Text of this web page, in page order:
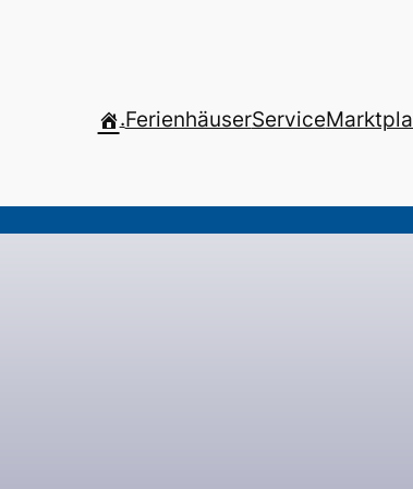
.FerienhäuserService